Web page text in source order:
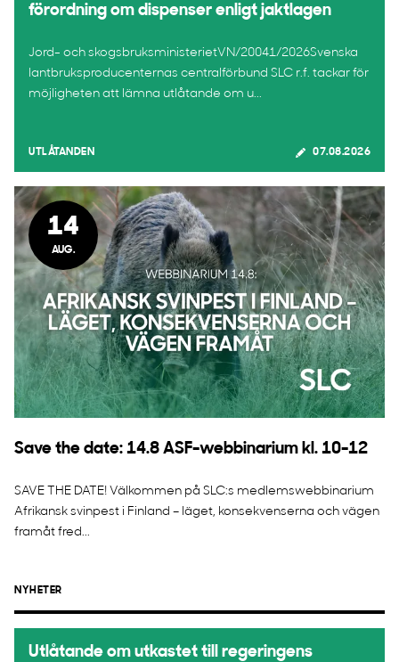
förordning om dispenser enligt jaktlagen
Jord- och skogsbruksministerietVN/20041/2026Svenska
lantbruksproducenternas centralförbund SLC r.f. tackar för
möjligheten att lämna utlåtande om u...
UTLÅTANDEN 07.08.2026
14
AUG.
Save the date: 14.8 ASF-webbinarium kl. 10-12
SAVE THE DATE! Välkommen på SLC:s medlemswebbinarium
Afrikansk svinpest i Finland – läget, konsekvenserna och vägen
framåt fred...
NYHETER
Utlåtande om utkastet till regeringens